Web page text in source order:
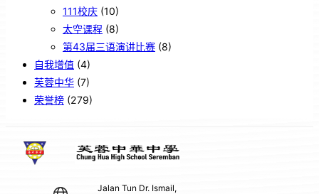
111校庆 (10)
太空课程 (8)
第43届三语演讲比赛 (8)
自我增值 (4)
芙蓉中华 (7)
荣誉榜 (279)
Jalan Tun Dr. Ismail,